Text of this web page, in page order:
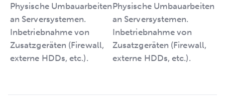
Physische Umbauarbeiten
an Serversystemen.
Inbetriebnahme von
Zusatzgeräten (Firewall,
externe HDDs, etc.).
Physische Umbauarbeiten
an Serversystemen.
Inbetriebnahme von
Zusatzgeräten (Firewall,
externe HDDs, etc.).